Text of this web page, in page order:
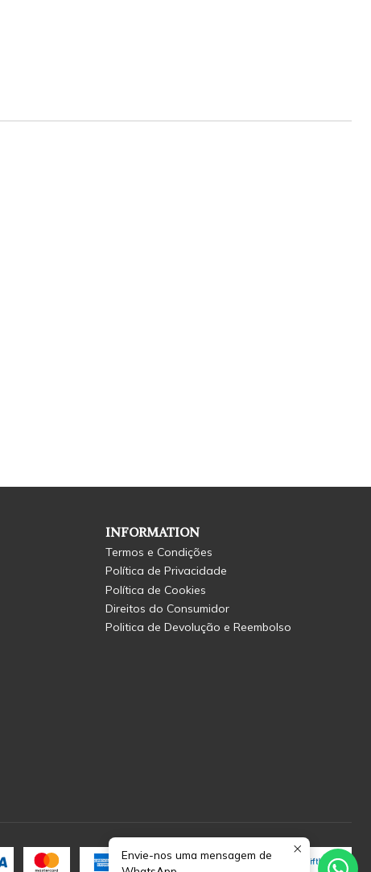
INFORMATION
Termos e Condições
Política de Privacidade
Política de Cookies
Direitos do Consumidor
Politica de Devolução e Reembolso
Envie-nos uma mensagem de